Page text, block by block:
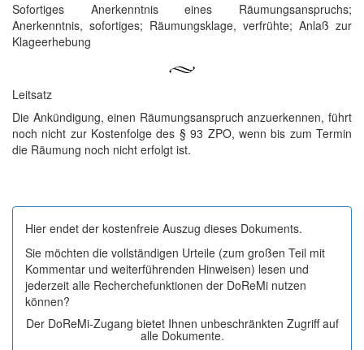
Sofortiges Anerkenntnis eines Räumungsanspruchs;
Anerkenntnis, sofortiges; Räumungsklage, verfrühte; Anlaß zur
Klageerhebung
Leitsatz
Die Ankündigung, einen Räumungsanspruch anzuerkennen, führt
noch nicht zur Kostenfolge des § 93 ZPO, wenn bis zum Termin
die Räumung noch nicht erfolgt ist.
Hier endet der kostenfreie Auszug dieses Dokuments.
Sie möchten die vollständigen Urteile (zum großen Teil mit
Kommentar und weiterführenden Hinweisen) lesen und
jederzeit alle Recherchefunktionen der DoReMi nutzen
können?
Der DoReMi-Zugang bietet Ihnen unbeschränkten Zugriff auf
alle Dokumente.